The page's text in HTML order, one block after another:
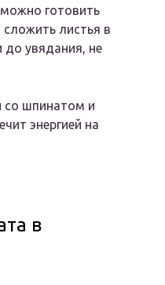
готовить
листья в
до увядания, не
шпинатом и
энергией на
в